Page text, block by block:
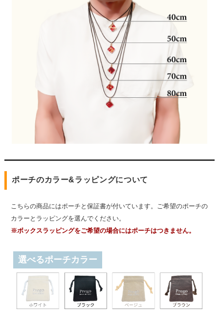
ポーチのカラー&ラッピングについて
こちらの商品にはポーチと保証書が付いています。ご希望のポーチの
カラーとラッピングを選んでください。
※ボックスラッピングをご希望の場合にはポーチはつきません。
選べるポーチカラー